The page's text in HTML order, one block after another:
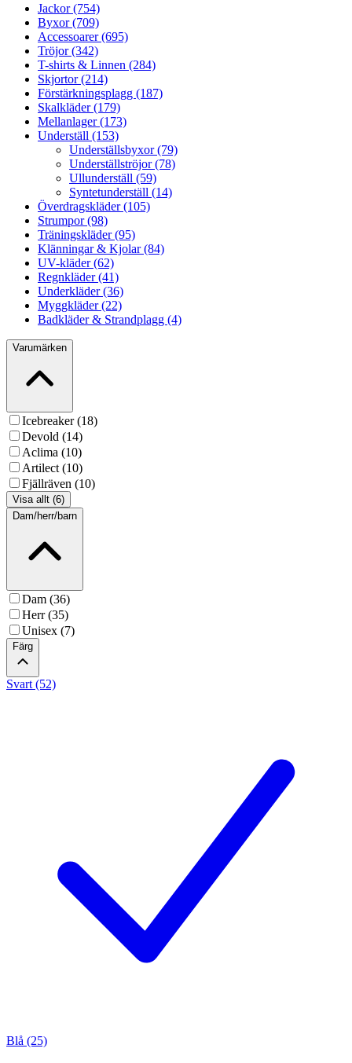
Jackor (754)
Byxor (709)
Accessoarer (695)
Tröjor (342)
T-shirts & Linnen (284)
Skjortor (214)
Förstärkningsplagg (187)
Skalkläder (179)
Mellanlager (173)
Underställ (153)
Underställsbyxor (79)
Underställströjor (78)
Ullunderställ (59)
Syntetunderställ (14)
Överdragskläder (105)
Strumpor (98)
Träningskläder (95)
Klänningar & Kjolar (84)
UV-kläder (62)
Regnkläder (41)
Underkläder (36)
Myggkläder (22)
Badkläder & Strandplagg (4)
Varumärken
Icebreaker (18)
Devold (14)
Aclima (10)
Artilect (10)
Fjällräven (10)
Visa allt (6)
Dam/herr/barn
Dam (36)
Herr (35)
Unisex (7)
Färg
Svart (52)
Blå (25)